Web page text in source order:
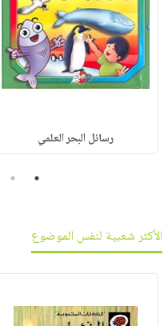
رسائل البحر العلمي
1
2
الأكثر شعبية لنفس الموضوع